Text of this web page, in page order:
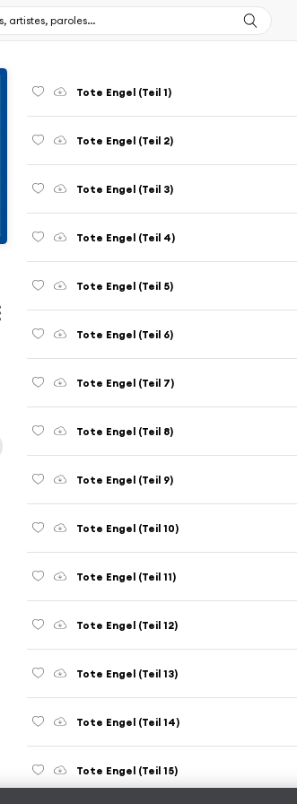
Tote Engel (Teil 1)
Tote Engel (Teil 2)
Tote Engel (Teil 3)
Tote Engel (Teil 4)
Tote Engel (Teil 5)
Tote Engel (Teil 6)
Tote Engel (Teil 7)
Tote Engel (Teil 8)
Tote Engel (Teil 9)
Tote Engel (Teil 10)
Tote Engel (Teil 11)
Tote Engel (Teil 12)
Tote Engel (Teil 13)
Tote Engel (Teil 14)
Tote Engel (Teil 15)